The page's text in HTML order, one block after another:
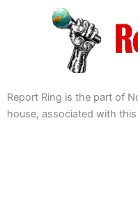
Report Ring is the part of
house, associated with